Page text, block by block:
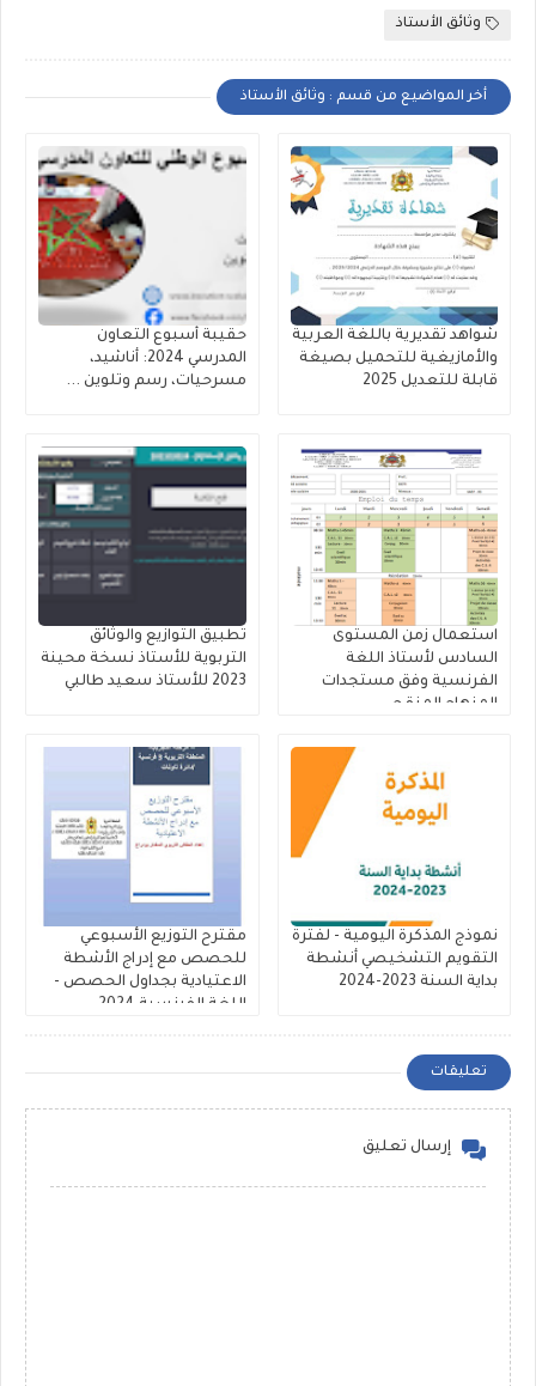
وثائق الأستاذ
أخر المواضيع من قسم : وثائق الأستاذ
شواهد تقديرية باللغة العربية
والأمازيغية للتحميل بصيغة
قابلة للتعديل 2025
حقيبة أسبوع التعاون
المدرسي 2024: أناشيد،
مسرحيات، رسم وتلوين ...
استعمال زمن المستوى
السادس لأستاذ اللغة
الفرنسية وفق مستجدات
المنهاج المنقح
تطبيق التوازيع والوثائق
التربوية للأستاذ نسخة محينة
2023 للأستاذ سعيد طالبي
نموذج المذكرة اليومية - لفترة
التقويم التشخيصي أنشطة
بداية السنة 2023-2024
مقترح التوزيع الأسبوعي
للحصص مع إدراج الأشطة
الاعتيادية بجداول الحصص -
اللغة الفرنسية 2024
تعليقات
إرسال تعليق